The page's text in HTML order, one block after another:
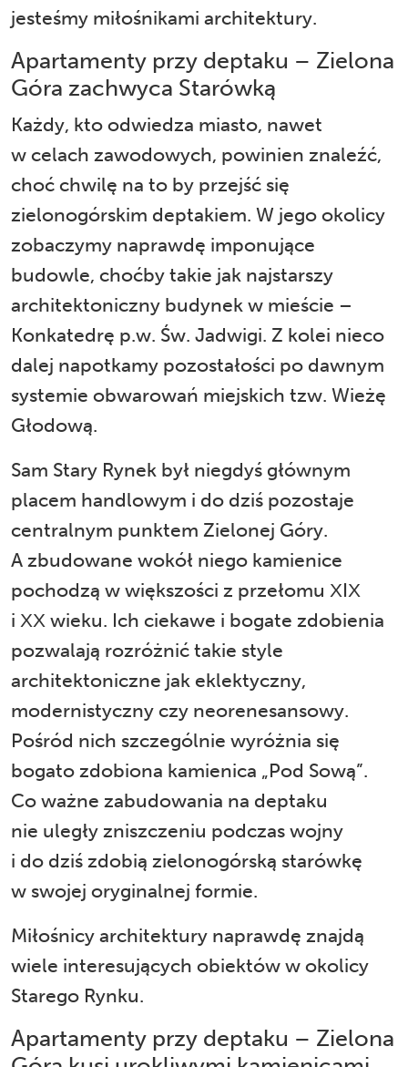
jesteśmy miłośnikami architektury.
Apartamenty przy deptaku – Zielona
Góra zachwyca Starówką
Każdy, kto odwiedza miasto, nawet
w celach zawodowych, powinien znaleźć,
choć chwilę na to by przejść się
zielonogórskim deptakiem. W jego okolicy
zobaczymy naprawdę imponujące
budowle, choćby takie jak najstarszy
architektoniczny budynek w mieście –
Konkatedrę p.w. Św. Jadwigi. Z kolei nieco
dalej napotkamy pozostałości po dawnym
systemie obwarowań miejskich tzw. Wieżę
Głodową.
Sam Stary Rynek był niegdyś głównym
placem handlowym i do dziś pozostaje
centralnym punktem Zielonej Góry.
A zbudowane wokół niego kamienice
pochodzą w większości z przełomu XIX
i XX wieku. Ich ciekawe i bogate zdobienia
pozwalają rozróżnić takie style
architektoniczne jak eklektyczny,
modernistyczny czy neorenesansowy.
Pośród nich szczególnie wyróżnia się
bogato zdobiona kamienica „Pod Sową”.
Co ważne zabudowania na deptaku
nie uległy zniszczeniu podczas wojny
i do dziś zdobią zielonogórską starówkę
w swojej oryginalnej formie.
Miłośnicy architektury naprawdę znajdą
wiele interesujących obiektów w okolicy
Starego Rynku.
Apartamenty przy deptaku – Zielona